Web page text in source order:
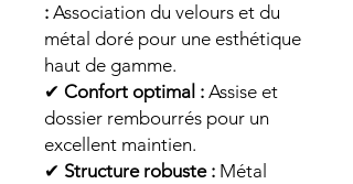
: Association du velours et du
métal doré pour une esthétique
haut de gamme.
✔ Confort optimal : Assise et
dossier rembourrés pour un
excellent maintien.
✔ Structure robuste : Métal